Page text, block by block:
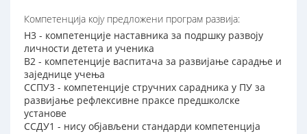
Компетенција коју предложени програм развија:
Н3 - компетенције наставника за подршку развоју
личности детета и ученика
В2 - компетенције васпитача за развијање сарадње и
заједнице учења
ССПУ3 - компетенције стручних сарадника у ПУ за
развијање рефлексивне праксе предшколске
установе
ССДУ1 - нису објављени стандарди компетенција